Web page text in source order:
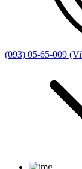
(093) 05-65-009